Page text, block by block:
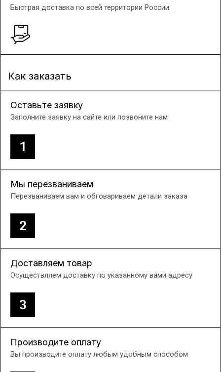
Быстрая доставка по всей территории России
Как заказать
1
Оставьте заявку
Заполните заявку на сайте или позвоните нам
2
Мы перезваниваем
Перезваниваем вам и обговариваем детали заказа
3
Доставляем товар
Осуществляем доставку по указанному вами адресу
Производите оплату
Вы производите оплату любым удобным способом